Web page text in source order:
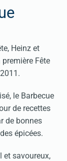
Heinz et
Fête
le Barbecue
de recettes
de bonnes
épicées.
et savoureux,